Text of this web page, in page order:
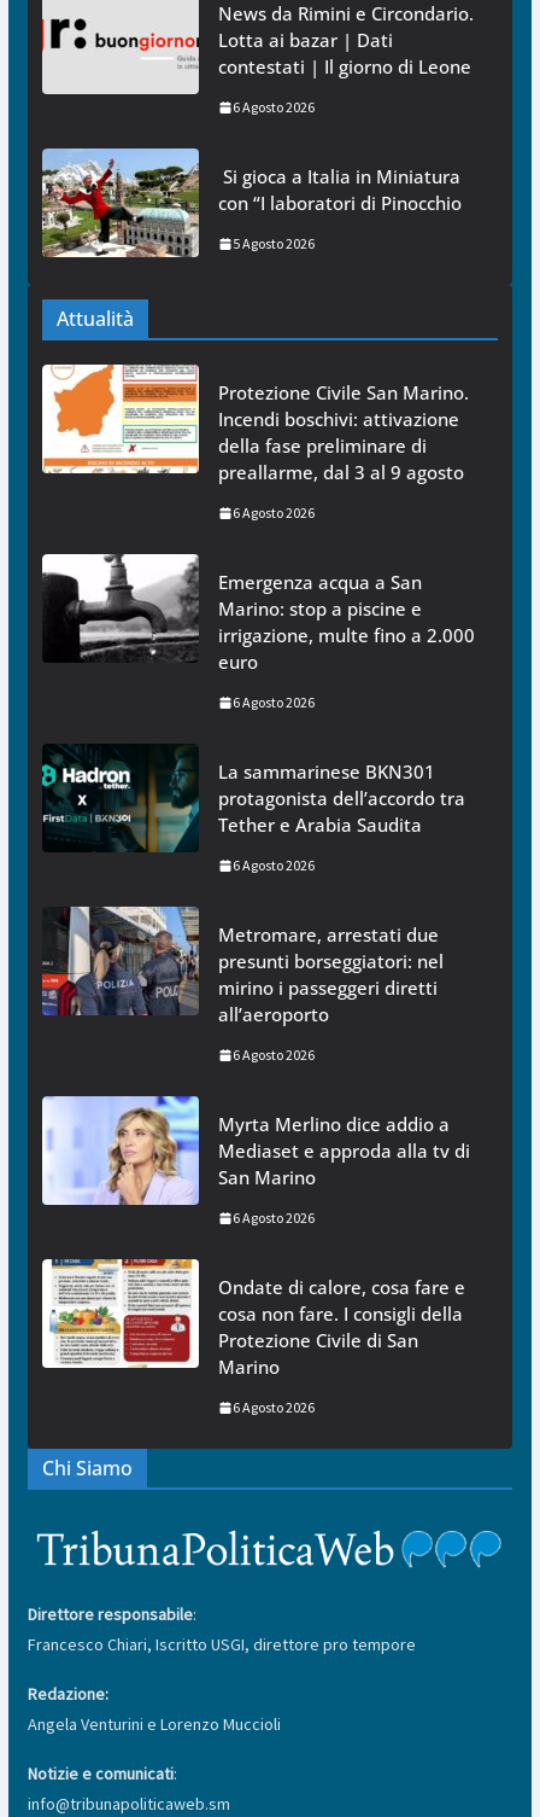
News da Rimini e Circondario.
Lotta ai bazar | Dati
contestati | Il giorno di Leone
6 Agosto 2026
Si gioca a Italia in Miniatura
con “I laboratori di Pinocchio
5 Agosto 2026
Attualità
Protezione Civile San Marino.
Incendi boschivi: attivazione
della fase preliminare di
preallarme, dal 3 al 9 agosto
6 Agosto 2026
Emergenza acqua a San
Marino: stop a piscine e
irrigazione, multe fino a 2.000
euro
6 Agosto 2026
La sammarinese BKN301
protagonista dell’accordo tra
Tether e Arabia Saudita
6 Agosto 2026
Metromare, arrestati due
presunti borseggiatori: nel
mirino i passeggeri diretti
all’aeroporto
6 Agosto 2026
Myrta Merlino dice addio a
Mediaset e approda alla tv di
San Marino
6 Agosto 2026
Ondate di calore, cosa fare e
cosa non fare. I consigli della
Protezione Civile di San
Marino
6 Agosto 2026
Chi Siamo
Direttore responsabile:
Francesco Chiari, Iscritto USGI, direttore pro tempore
Redazione:
Angela Venturini e Lorenzo Muccioli
Notizie e comunicati:
info@tribunapoliticaweb.sm